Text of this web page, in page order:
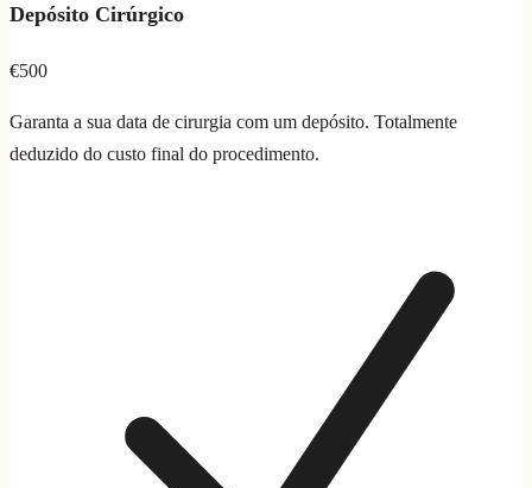
Depósito Cirúrgico
€500
Garanta a sua data de cirurgia com um depósito. Totalmente
deduzido do custo final do procedimento.